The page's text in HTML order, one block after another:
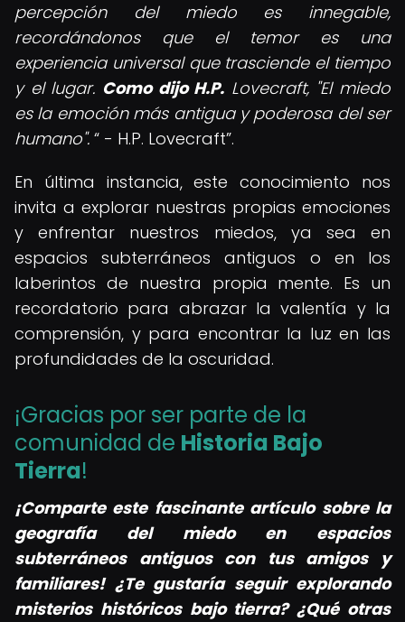
percepción del miedo es innegable,
recordándonos que el temor es una
experiencia universal que trasciende el tiempo
y el lugar. Como dijo H.P. Lovecraft, "El miedo
es la emoción más antigua y poderosa del ser
humano".
- H.P. Lovecraft .
En última instancia, este conocimiento nos
invita a explorar nuestras propias emociones
y enfrentar nuestros miedos, ya sea en
espacios subterráneos antiguos o en los
laberintos de nuestra propia mente. Es un
recordatorio para abrazar la valentía y la
comprensión, y para encontrar la luz en las
profundidades de la oscuridad.
¡Gracias por ser parte de la
comunidad de Historia Bajo
Tierra!
¡Comparte este fascinante artículo sobre la
geografía del miedo en espacios
subterráneos antiguos con tus amigos y
familiares! ¿Te gustaría seguir explorando
misterios históricos bajo tierra? ¿Qué otras